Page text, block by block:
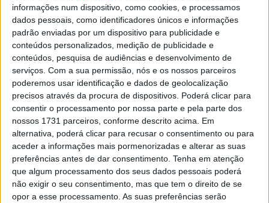
informações num dispositivo, como cookies, e processamos
dados pessoais, como identificadores únicos e informações
padrão enviadas por um dispositivo para publicidade e
conteúdos personalizados, medição de publicidade e
conteúdos, pesquisa de audiências e desenvolvimento de
serviços. Com a sua permissão, nós e os nossos parceiros
poderemos usar identificação e dados de geolocalização
precisos através da procura de dispositivos. Poderá clicar para
consentir o processamento por nossa parte e pela parte dos
nossos 1731 parceiros, conforme descrito acima. Em
alternativa, poderá clicar para recusar o consentimento ou para
aceder a informações mais pormenorizadas e alterar as suas
preferências antes de dar consentimento. Tenha em atenção
que algum processamento dos seus dados pessoais poderá
não exigir o seu consentimento, mas que tem o direito de se
opor a esse processamento. As suas preferências serão
Rúben Pereira caracterizou-se ainda enquanto jogador
em campo, garantindo que quer deixar a sua marca em
Viseu: “Sou um jogador de equipa e muito agressivo.
Não quero ser apenas mais um, quero ser um jogador
que ficará marcado na história do Académico e nas
convivências da equipa”.
Junta-se ao plantel onde já estavam confirmadas as
renovações do defesa grego Nikos Michelis, do médio
ofensivo espanhol Nils Mortimer, e do médio defensivo
alemão Messeguem.